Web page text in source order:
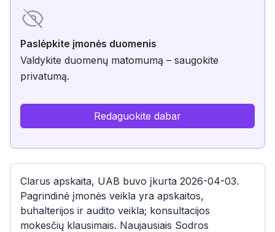
Paslėpkite įmonės duomenis
Valdykite duomenų matomumą – saugokite
privatumą.
Redaguokite dabar
Clarus apskaita, UAB buvo įkurta 2026-04-03.
Pagrindinė įmonės veikla yra apskaitos,
buhalterijos ir audito veikla; konsultacijos
mokesčių klausimais. Naujausiais Sodros